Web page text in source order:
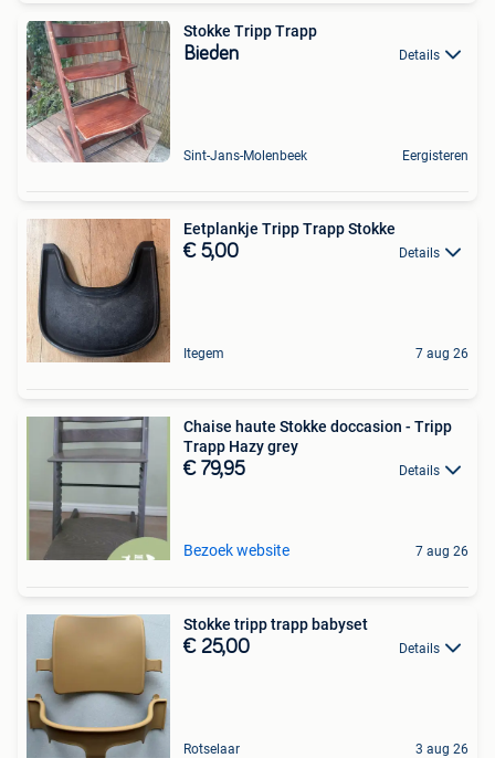
Stokke Tripp Trapp
Bieden Details
Sint-Jans-Molenbeek Eergisteren
Eetplankje Tripp Trapp Stokke
€ 5,00 Details
Itegem 7 aug 26
Chaise haute Stokke doccasion - Tripp
Trapp Hazy grey
€ 79,95 Details
Bezoek website 7 aug 26
Stokke tripp trapp babyset
€ 25,00 Details
Rotselaar 3 aug 26